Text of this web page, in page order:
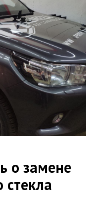
о замене
стекла